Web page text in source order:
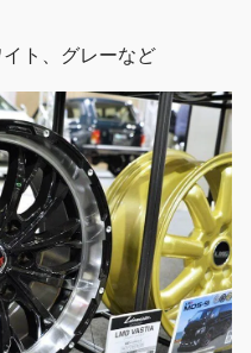
ト、グレーなど